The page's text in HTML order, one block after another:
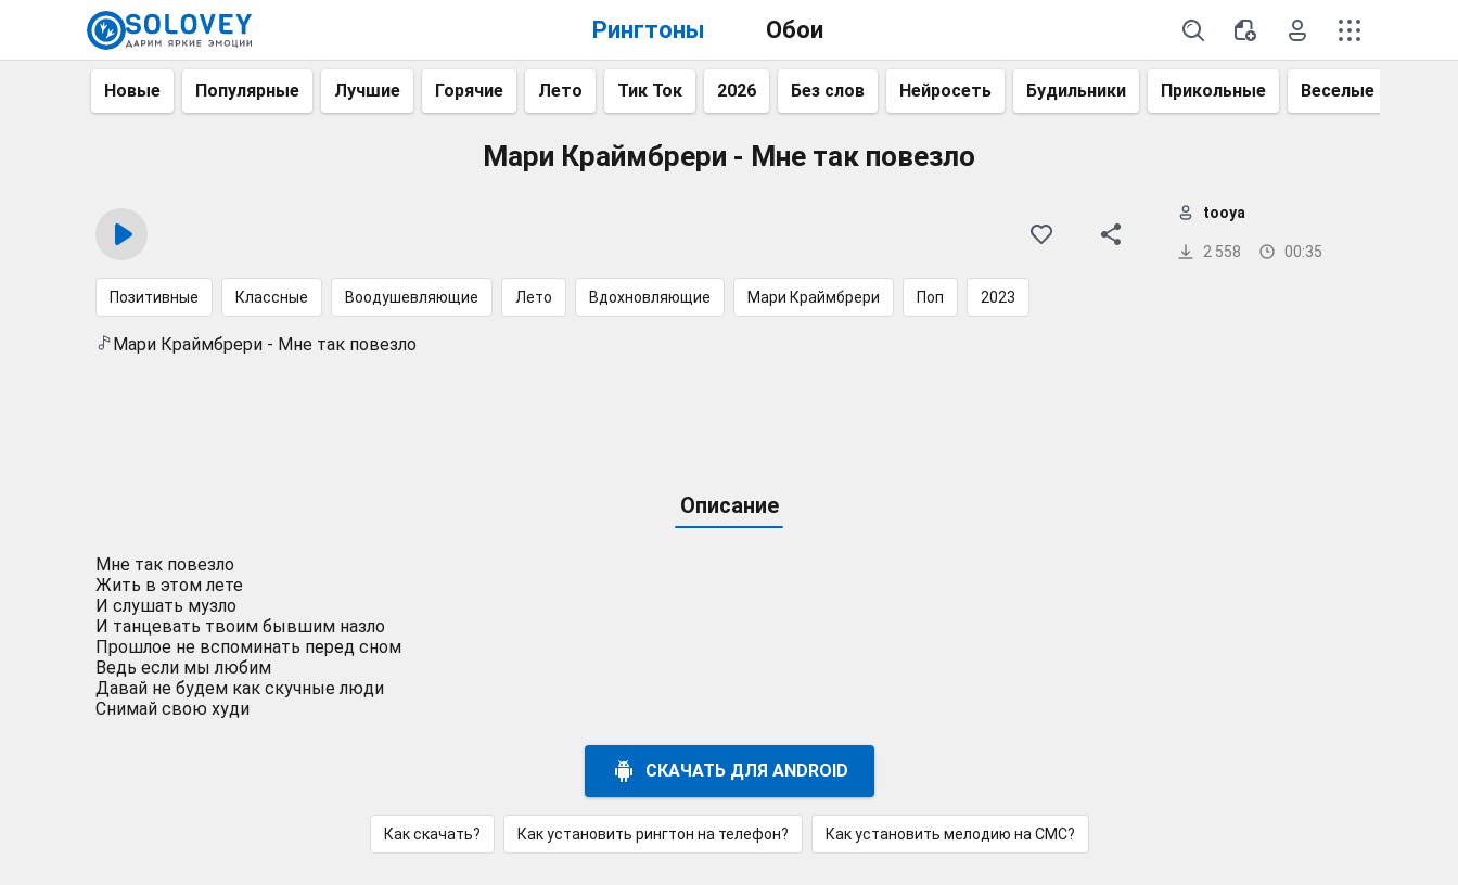
Рингтоны Обои
Новые Популярные Лучшие Горячие Лето Тик Ток 2026 Без слов Нейросеть Будильники Прикольные Веселые
Мари Краймбрери - Мне так повезло
2 558 00:35
tooya
Позитивные Классные Воодушевляющие Лето Вдохновляющие Мари Краймбрери Поп 2023
Мари Краймбрери - Мне так повезло
Описание
Мне так повезло
Жить в этом лете
И слушать музло
И танцевать твоим бывшим назло
Прошлое не вспоминать перед сном
Ведь если мы любим
Давай не будем как скучные люди
Снимай свою худи
СКАЧАТЬ ДЛЯ ANDROID
Как скачать? Как установить рингтон на телефон? Как установить мелодию на СМС?